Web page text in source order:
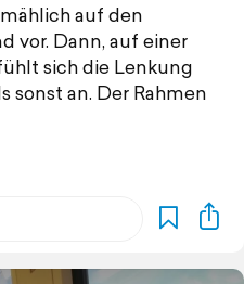
auf den
vor. Dann, auf einer
sich die Lenkung
sonst an. Der Rahmen